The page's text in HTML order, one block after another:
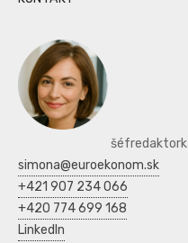
simona@euroekonom.sk
+421 907 234 066
+420 774 699 168
LinkedIn